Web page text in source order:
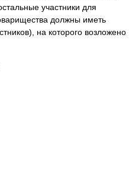
участники для
должны иметь
на которого возложено